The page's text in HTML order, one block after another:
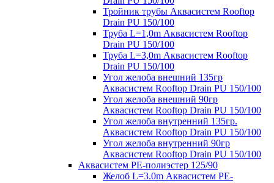
Тройник трубы Аквасистем Rooftop
Drain PU 150/100
Труба L=1,0m Аквасистем Rooftop
Drain PU 150/100
Труба L=3,0m Аквасистем Rooftop
Drain PU 150/100
Угол желоба внешний 135гр
Аквасистем Rooftop Drain PU 150/100
Угол желоба внешний 90гр
Аквасистем Rooftop Drain PU 150/100
Угол желоба внутренний 135гр.
Аквасистем Rooftop Drain PU 150/100
Угол желоба внутренний 90гр
Аквасистем Rooftop Drain PU 150/100
Аквасистем PE-полиэстер 125/90
Желоб L=3.0m Аквасистем PE-